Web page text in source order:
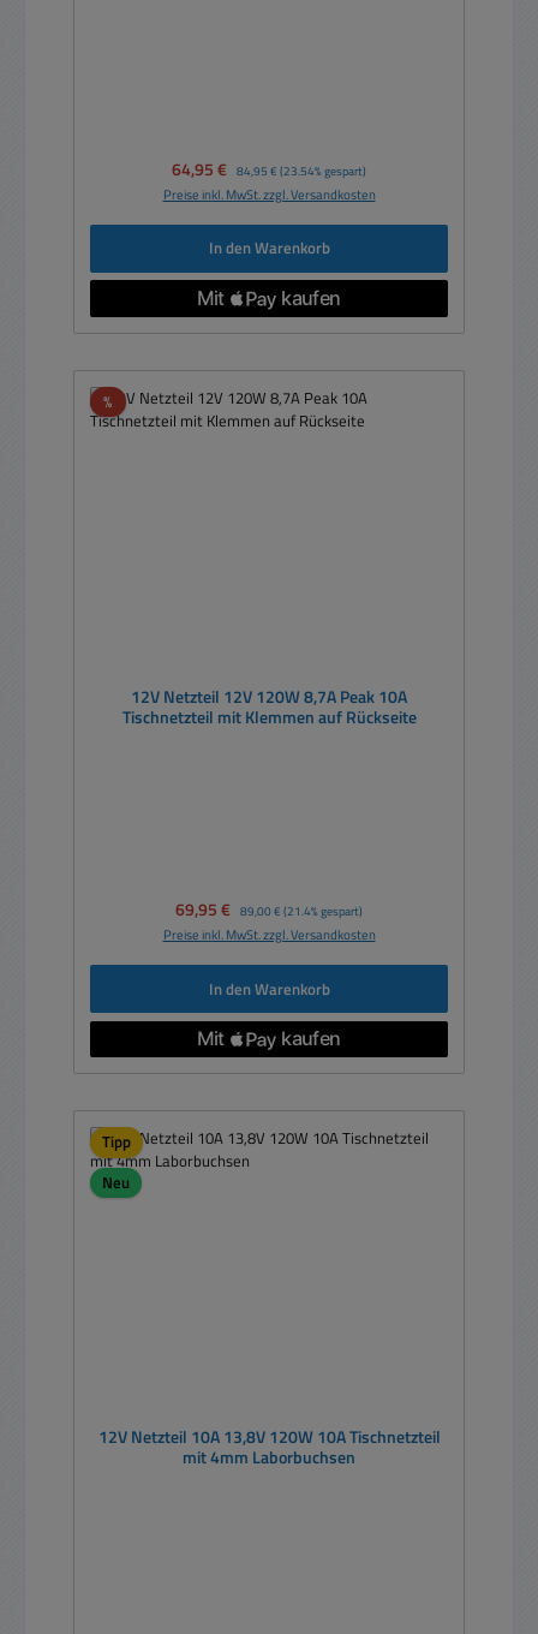
Verkaufspreis:
64,95 € Regulärer Preis:
84,95 € (23.54% gespart)
Preise inkl. MwSt. zzgl. Versandkosten
In den Warenkorb
%Rabatt
12V Netzteil 12V 120W 8,7A Peak 10A
Tischnetzteil mit Klemmen auf Rückseite
Verkaufspreis:
69,95 € Regulärer Preis:
89,00 € (21.4% gespart)
Preise inkl. MwSt. zzgl. Versandkosten
In den Warenkorb
Tipp
Neu
12V Netzteil 10A 13,8V 120W 10A Tischnetzteil
mit 4mm Laborbuchsen